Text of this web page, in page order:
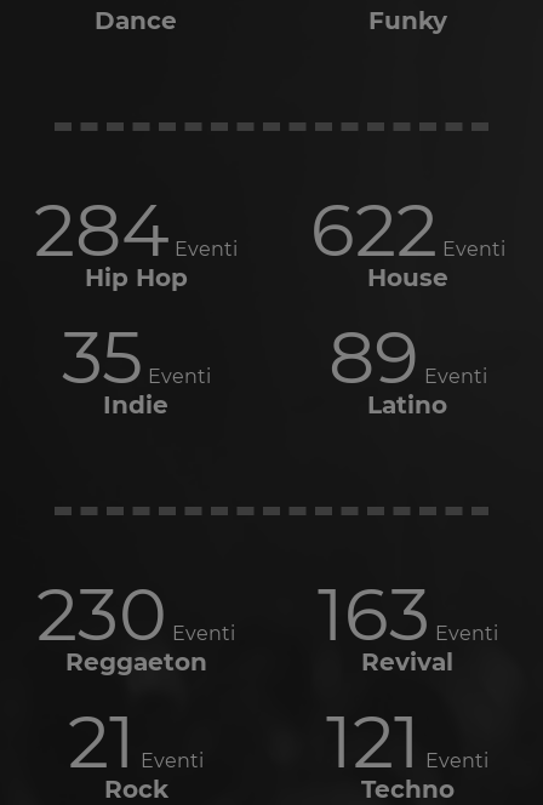
Dance Funky
284 Eventi
Hip Hop
622 Eventi
House
35 Eventi
Indie
89 Eventi
Latino
230 Eventi
Reggaeton
163 Eventi
Revival
21 Eventi
Rock
121 Eventi
Techno